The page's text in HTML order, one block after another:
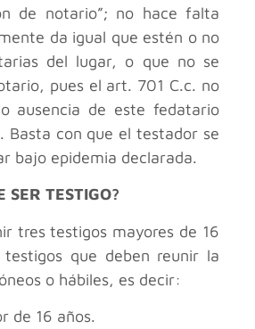
de notario”; no hace falta
da igual que estén o no
del lugar, o que no se
pues el art. 701 C.c. no
ausencia de este fedatario
Basta con que el testador se
bajo epidemia declarada.
SER TESTIGO?
tres testigos mayores de 16
que deben reunir la
o hábiles, es decir:
de 16 años.